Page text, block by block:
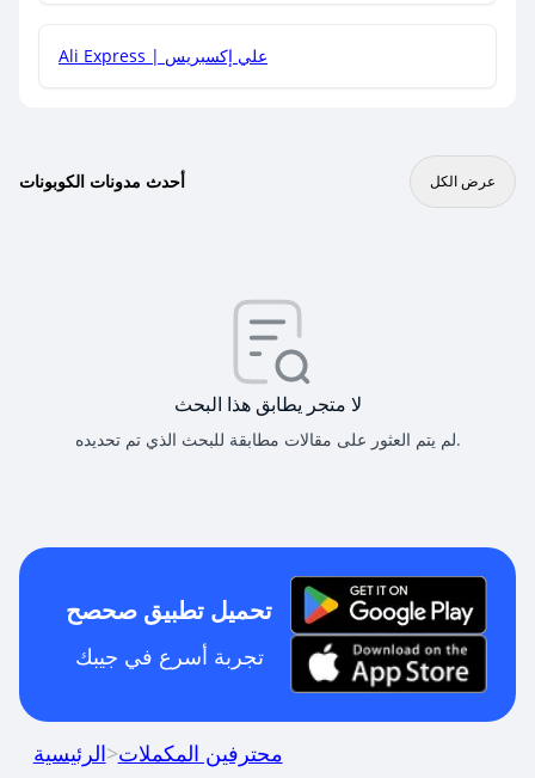
Ali Express | علي إكسبريس
أحدث مدونات الكوبونات عرض الكل
لا متجر يطابق هذا البحث
لم يتم العثور على مقالات مطابقة للبحث الذي تم تحديده.
تحميل تطبيق صحصح
تجربة أسرع في جيبك
الرئيسية>محترفين المكملات